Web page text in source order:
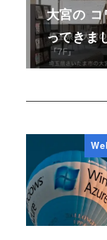
大宮の
ってきま